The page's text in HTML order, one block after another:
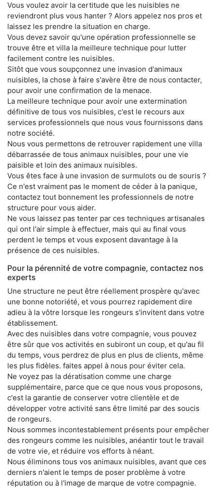
Vous voulez avoir la certitude que les nuisibles ne
reviendront plus vous hanter ? Alors appelez nos pros et
laissez les prendre la situation en charge.
Vous devez savoir qu'une opération professionnelle se
trouve être et villa la meilleure technique pour lutter
facilement contre les nuisibles.
Sitôt que vous soupçonnez une invasion d'animaux
nuisibles, la chose à faire s'avère être de nous contacter,
pour avoir une confirmation de la menace.
La meilleure technique pour avoir une extermination
définitive de tous vos nuisibles, c'est le recours aux
services professionnels que nous vous fournissons dans
notre société.
Nous vous permettons de retrouver rapidement une villa
débarrassée de tous animaux nuisibles, pour une vie
paisible et loin des animaux nuisibles.
Vous êtes face à une invasion de surmulots ou de souris ?
Ce n'est vraiment pas le moment de céder à la panique,
contactez tout bonnement les professionnels de notre
structure pour vous aider.
Ne vous laissez pas tenter par ces techniques artisanales
qui ont l'air simple à effectuer, mais qui au final vous
perdent le temps et vous exposent davantage à la
présence de ces nuisibles.
Pour la pérennité de votre compagnie, contactez nos
experts
Une structure ne peut être réellement prospère qu'avec
une bonne notoriété, et vous pourrez rapidement dire
adieu à la vôtre lorsque les rongeurs s'invitent dans votre
établissement.
Avec des nuisibles dans votre compagnie, vous pouvez
être sûr que vos activités en subiront un coup, et qu'au fil
du temps, vous perdrez de plus en plus de clients, même
les plus fidèles. faites appel à nous pour éviter cela.
Ne voyez pas la dératisation comme une charge
supplémentaire, parce que ce que nous vous proposons,
c'est la garantie de conserver votre clientèle et de
développer votre activité sans être limité par des soucis
de rongeurs.
Nous sommes incontestablement présents pour empêcher
des rongeurs comme les nuisibles, anéantir tout le travail
de votre vie, et réduire vos efforts à néant.
Nous éliminons tous vos animaux nuisibles, avant que ces
derniers n'aient le temps de poser problème à votre
réputation ou à l'image de marque de votre compagnie.